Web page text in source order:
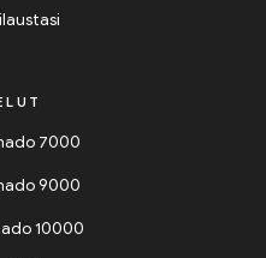
7000
9000
10000